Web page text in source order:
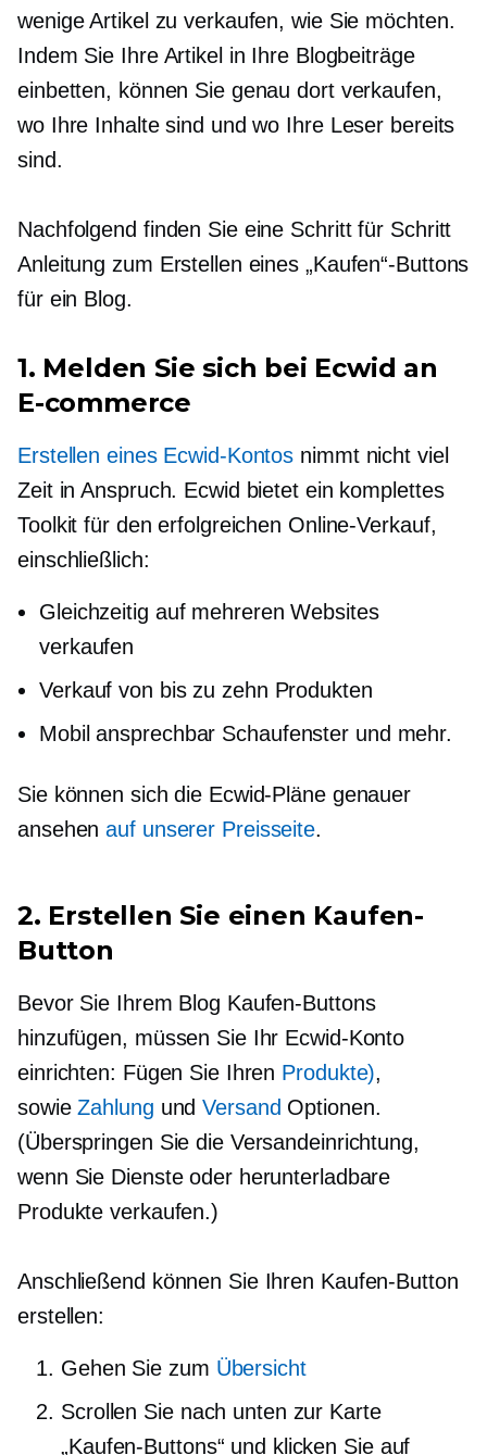
wenige Artikel zu verkaufen, wie Sie möchten.
Indem Sie Ihre Artikel in Ihre Blogbeiträge
einbetten, können Sie genau dort verkaufen,
wo Ihre Inhalte sind und wo Ihre Leser bereits
sind.
Nachfolgend finden Sie eine Schritt für Schritt
Anleitung zum Erstellen eines „Kaufen“-Buttons
für ein Blog.
1. Melden Sie sich bei Ecwid an
E-commerce
Erstellen eines Ecwid-Kontos nimmt nicht viel
Zeit in Anspruch. Ecwid bietet ein komplettes
Toolkit für den erfolgreichen Online-Verkauf,
einschließlich:
Gleichzeitig auf mehreren Websites
verkaufen
Verkauf von bis zu zehn Produkten
Mobil ansprechbar Schaufenster und mehr.
Sie können sich die Ecwid-Pläne genauer
ansehenauf unserer Preisseite.
2. Erstellen Sie einen Kaufen-
Button
Bevor Sie Ihrem Blog Kaufen-Buttons
hinzufügen, müssen Sie Ihr Ecwid-Konto
einrichten: Fügen Sie Ihren Produkte),
sowieZahlung undVersand Optionen.
(Überspringen Sie die Versandeinrichtung,
wenn Sie Dienste oder herunterladbare
Produkte verkaufen.)
Anschließend können Sie Ihren Kaufen-Button
erstellen:
Gehen Sie zum Übersicht
Scrollen Sie nach unten zur Karte
„Kaufen-Buttons“ und klicken Sie auf